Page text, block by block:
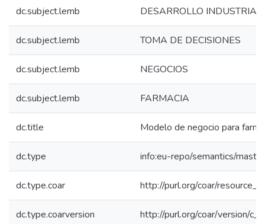
dc.subject.lemb DESARROLLO INDUSTRIAL
dc.subject.lemb TOMA DE DECISIONES
dc.subject.lemb NEGOCIOS
dc.subject.lemb FARMACIA
dc.title Modelo de negocio para
dc.type info:eu-repo/semantics/
dc.type.coar http://purl.org/coar/
dc.type.coarversion http://purl.org/coar/version/